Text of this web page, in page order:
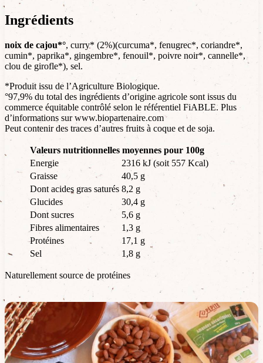
Ingrédients
noix de cajou*°, curry* (2%)(curcuma*, fenugrec*, coriandre*,
cumin*, paprika*, gingembre*, fenouil*, poivre noir*, cannelle*,
clou de girofle*), sel.
*Produit issu de l’Agriculture Biologique.
°97,9% du total des ingrédients d’origine agricole sont issus du
commerce équitable contrôlé selon le référentiel FiABLE. Plus
d’informations sur www.biopartenaire.com
Peut contenir des traces d’autres fruits à coque et de soja.
Valeurs nutritionnelles moyennes pour 100g
Energie
2316 kJ (soit 557 Kcal)
Graisse
40,5 g
Dont acides gras saturés 8,2 g
Glucides
30,4 g
Dont sucres
5,6 g
Fibres alimentaires
1,3 g
Protéines
17,1 g
Sel
1,8 g
Naturellement source de protéines